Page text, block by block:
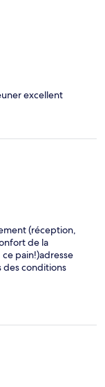
excellent
(réception,
de la
pain!)adresse
des conditions